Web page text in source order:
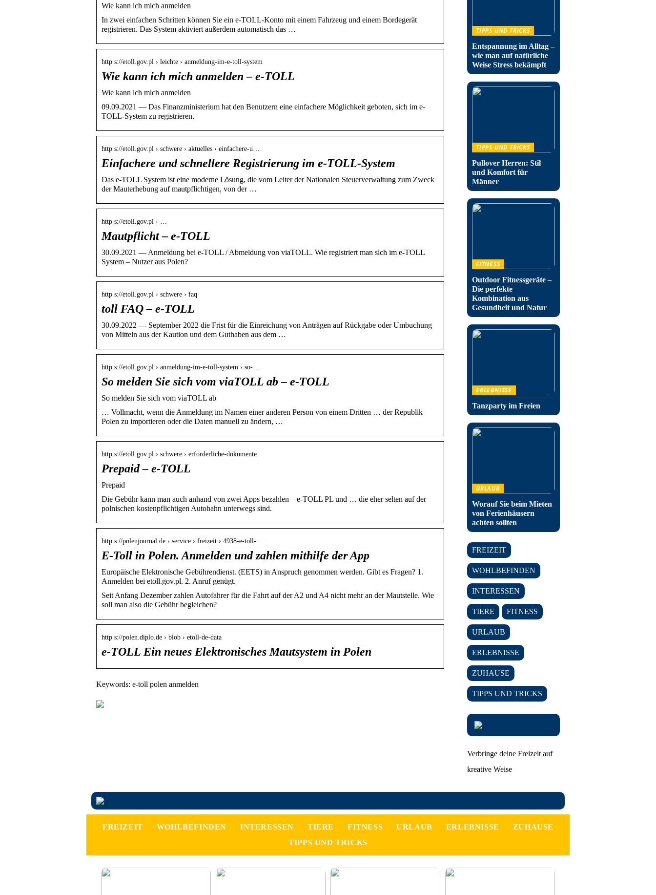
Wie kann ich mich anmelden
In zwei einfachen Schritten können Sie ein e-TOLL-Konto mit einem Fahrzeug und einem Bordegerät
registrieren. Das System aktiviert außerdem automatisch das …
http s://etoll.gov.pl › leichte › anmeldung-im-e-toll-system
Wie kann ich mich anmelden – e-TOLL
Wie kann ich mich anmelden
09.09.2021 — Das Finanzministerium hat den Benutzern eine einfachere Möglichkeit geboten, sich im e-
TOLL-System zu registrieren.
http s://etoll.gov.pl › schwere › aktuelles › einfachere-u…
Einfachere und schnellere Registrierung im e-TOLL-System
Das e-TOLL System ist eine moderne Lösung, die vom Leiter der Nationalen Steuerverwaltung zum Zweck
der Mauterhebung auf mautpflichtigen, von der …
http s://etoll.gov.pl › …
Mautpflicht – e-TOLL
30.09.2021 — Anmeldung bei e-TOLL / Abmeldung von viaTOLL. Wie registriert man sich im e-TOLL
System – Nutzer aus Polen?
http s://etoll.gov.pl › schwere › faq
toll FAQ – e-TOLL
30.09.2022 — September 2022 die Frist für die Einreichung von Anträgen auf Rückgabe oder Umbuchung
von Mitteln aus der Kaution und dem Guthaben aus dem …
http s://etoll.gov.pl › anmeldung-im-e-toll-system › so-…
So melden Sie sich vom viaTOLL ab – e-TOLL
So melden Sie sich vom viaTOLL ab
… Vollmacht, wenn die Anmeldung im Namen einer anderen Person von einem Dritten … der Republik
Polen zu importieren oder die Daten manuell zu ändern, …
http s://etoll.gov.pl › schwere › erforderliche-dokumente
Prepaid – e-TOLL
Prepaid
Die Gebühr kann man auch anhand von zwei Apps bezahlen – e-TOLL PL und … die eher selten auf der
polnischen kostenpflichtigen Autobahn unterwegs sind.
http s://polenjournal.de › service › freizeit › 4938-e-toll-…
E-Toll in Polen. Anmelden und zahlen mithilfe der App
Europäische Elektronische Gebührendienst. (EETS) in Anspruch genommen werden. Gibt es Fragen? 1.
Anmelden bei etoll.gov.pl. 2. Anruf genügt.
Seit Anfang Dezember zahlen Autofahrer für die Fahrt auf der A2 und A4 nicht mehr an der Mautstelle. Wie
soll man also die Gebühr begleichen?
http s://polen.diplo.de › blob › etoll-de-data
e-TOLL Ein neues Elektronisches Mautsystem in Polen
Keywords: e-toll polen anmelden
TIPPS UND TRICKS
Entspannung im Alltag –
wie man auf natürliche
Weise Stress bekämpft
TIPPS UND TRICKS
Pullover Herren: Stil
und Komfort für
Männer
FITNESS
Outdoor Fitnessgeräte –
Die perfekte
Kombination aus
Gesundheit und Natur
ERLEBNISSE
Tanzparty im Freien
URLAUB
Worauf Sie beim Mieten
von Ferienhäusern
achten sollten
FREIZEIT
WOHLBEFINDEN
INTERESSEN
TIERE FITNESS
URLAUB
ERLEBNISSE
ZUHAUSE
TIPPS UND TRICKS
Verbringe deine Freizeit auf
kreative Weise
FREIZEIT WOHLBEFINDEN INTERESSEN TIERE FITNESS URLAUB ERLEBNISSE
ZUHAUSE
TIPPS UND TRICKS